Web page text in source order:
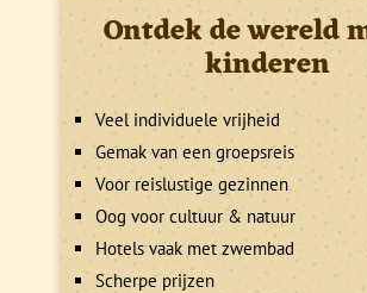
Ontdek de wereld
kinderen
Veel individuele vrijheid
Gemak van een groepsreis
Voor reislustige gezinnen
Oog voor cultuur & natuur
Hotels vaak met zwembad
Scherpe prijzen